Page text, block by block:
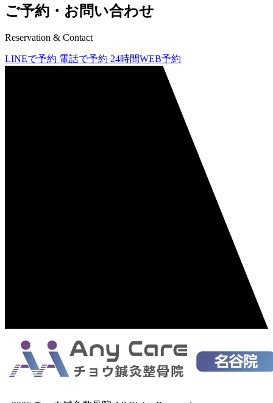
ご予約・お問い合わせ
Reservation & Contact
LINEで予約 電話で予約 24時間WEB予約